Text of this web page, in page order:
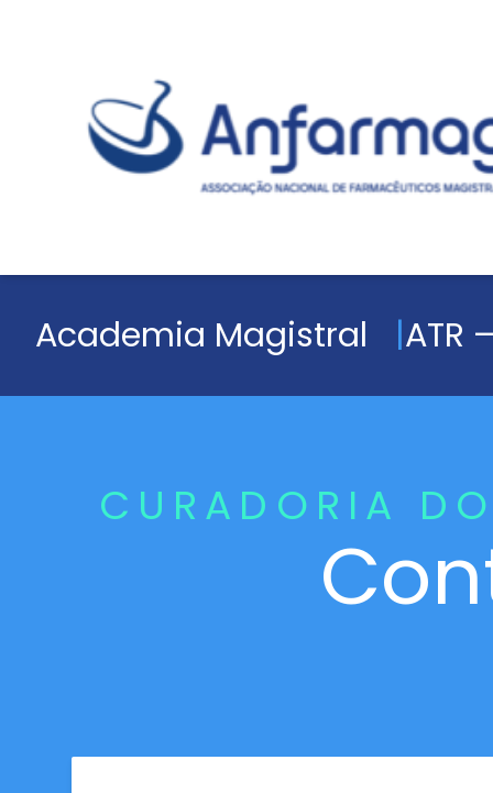
Academia Magistral ATR
CURADORIA